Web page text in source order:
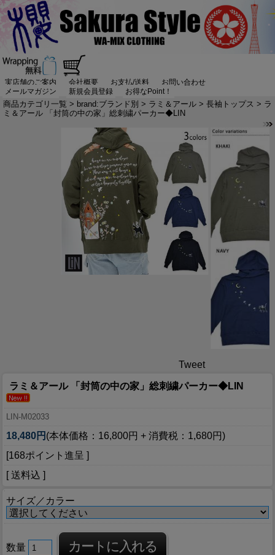
実店舗のご案内 会社概要 お支払/送料
お問い合わせ
メールマガジン
新規会員登録 お得なPoint！
商品カテゴリ一覧 > brand:ブランド別 > ラミ＆アール > 長袖トップス > ラ
ミ＆アール 「封筒の中の家」総刺繍パーカー◆LIN
Tweet
ラミ＆アール 「封筒の中の家」総刺繍パーカー◆LIN
LIN-M02033
18,480円 (本体価格：16,800円 + 消費税：1,680円)
[168ポイント進呈 ]
[ 送料込 ]
サイズ／カラー
数量